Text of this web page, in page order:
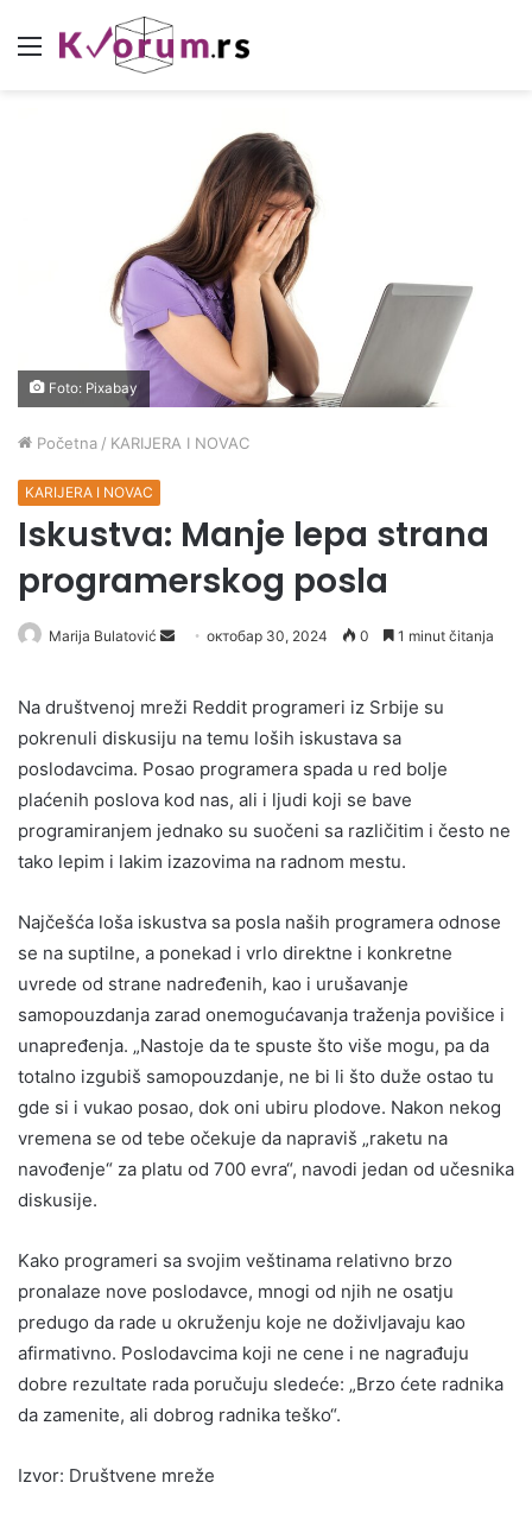
Meni
Foto: Pixabay
Početna / KARIJERA I NOVAC
KARIJERA I NOVAC
Iskustva: Manje lepa strana
programerskog posla
Marija Bulatović
Sendоктобар 30, 2024 0 1 minut čitanja
Na društvenoj mreži Reddit programeri iz Srbije su
pokrenuli diskusiju na temu loših iskustava sa
poslodavcima. Posao programera spada u red bolje
plaćenih poslova kod nas, ali i ljudi koji se bave
programiranjem jednako su suočeni sa različitim i često ne
tako lepim i lakim izazovima na radnom mestu.
Najčešća loša iskustva sa posla naših programera odnose
se na suptilne, a ponekad i vrlo direktne i konkretne
uvrede od strane nadređenih, kao i urušavanje
samopouzdanja zarad onemogućavanja traženja povišice i
unapređenja. „Nastoje da te spuste što više mogu, pa da
totalno izgubiš samopouzdanje, ne bi li što duže ostao tu
gde si i vukao posao, dok oni ubiru plodove. Nakon nekog
vremena se od tebe očekuje da napraviš „raketu na
navođenje“ za platu od 700 evra“, navodi jedan od učesnika
diskusije.
Kako programeri sa svojim veštinama relativno brzo
pronalaze nove poslodavce, mnogi od njih ne osatju
predugo da rade u okruženju koje ne doživljavaju kao
afirmativno. Poslodavcima koji ne cene i ne nagrađuju
dobre rezultate rada poručuju sledeće: „Brzo ćete radnika
da zamenite, ali dobrog radnika teško“.
Izvor: Društvene mreže